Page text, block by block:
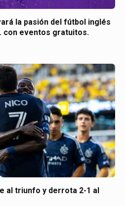
la pasión del fútbol inglés
con eventos gratuitos.
al triunfo y derrota 2-1 al